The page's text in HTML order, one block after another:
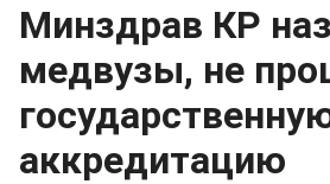
Минздрав КР
медвузы, не
аккредитацию